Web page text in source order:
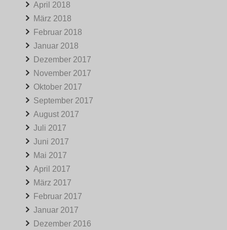
April 2018
März 2018
Februar 2018
Januar 2018
Dezember 2017
November 2017
Oktober 2017
September 2017
August 2017
Juli 2017
Juni 2017
Mai 2017
April 2017
März 2017
Februar 2017
Januar 2017
Dezember 2016